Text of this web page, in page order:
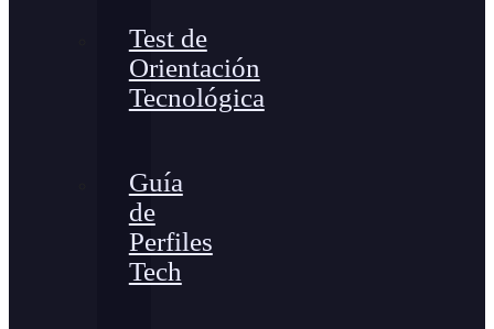
Test de
Orientación
Tecnológica
Guía
de
Perfiles
Tech